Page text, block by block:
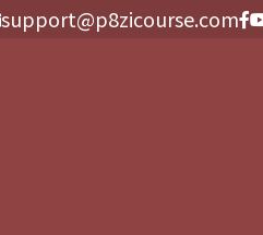
support@p8zicourse.com
support@p8zicourse.com